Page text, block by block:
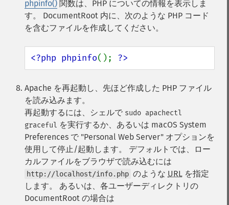
phpinfo() 関数は、PHP についての情報を表示しま
す。 DocumentRoot 内に、次のような PHP コード
を含むファイルを作成してください。
<?php phpinfo(); ?>
Apache を再起動し、先ほど作成した PHP ファイル
を読み込みます。
再起動するには、シェルで sudo apachectl
graceful を実行するか、あるいは macOS System
Preferences で "Personal Web Server" オプションを
使用して停止/起動します。 デフォルトでは、ロー
カルファイルをブラウザで読み込むには
http://localhost/info.php のような URL を指定
します。 あるいは、各ユーザーディレクトリの
DocumentRoot の場合は